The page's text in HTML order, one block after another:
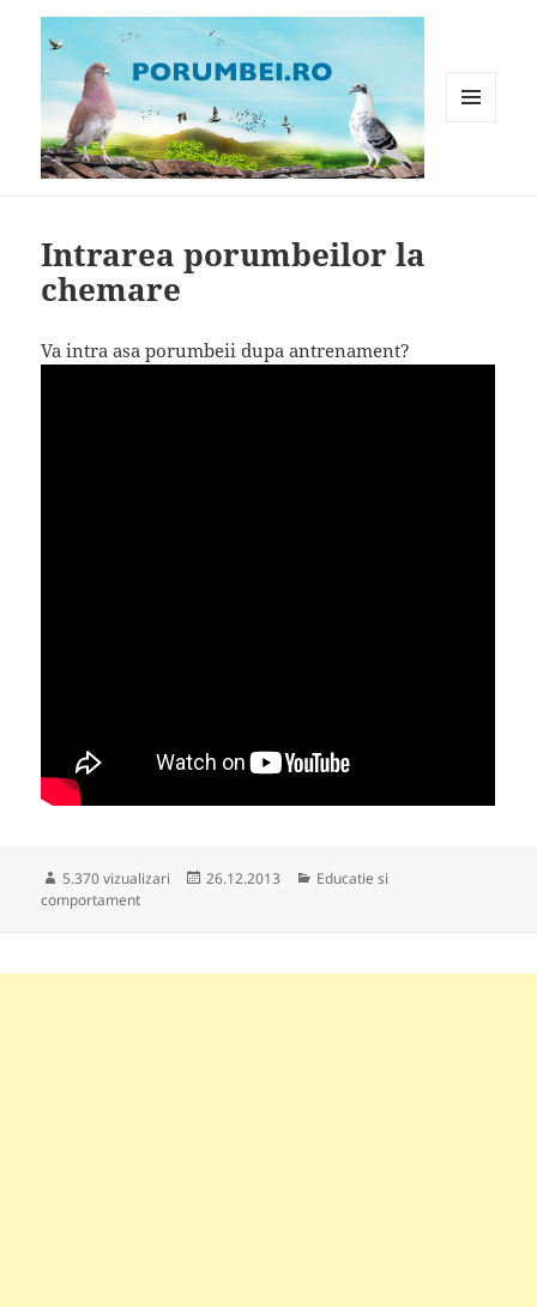
Intrarea porumbeilor la
chemare
Va intra asa porumbeii dupa antrenament?
5.370 vizualizari
Publicat
26.12.2013 Categorii
Educatie si
comportament